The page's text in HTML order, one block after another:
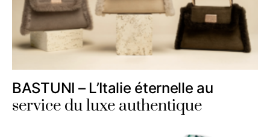
BASTUNI – L’Italie éternelle au
service du luxe authentique